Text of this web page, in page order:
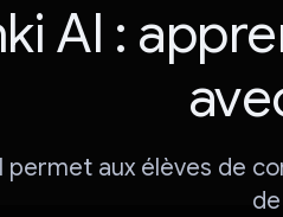
AI :
permet aux élèves de